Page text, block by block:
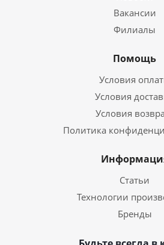
Вакансии
Филиалы
Помощь
Условия
Условия
Условия
Политика
Статьи
Технологии
Бренды